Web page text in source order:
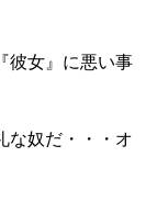
彼女』に悪い事
な奴だ・・・オ